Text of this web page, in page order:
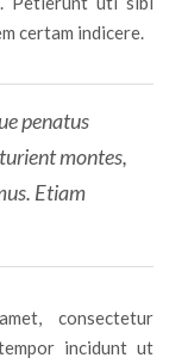
certam indicere.
penatus
montes,
Etiam
consectetur
incidunt ut